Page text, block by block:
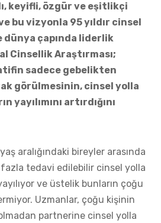
keyifli, özgür ve eşitlikçi
bu vizyonla 95 yıldır cinsel
dünya çapında liderlik
Cinsellik Araştırması;
sadece gebelikten
görülmesinin, cinsel yolla
yayılımını artırdığını
aralığındaki bireyler arasında
tedavi edilebilir cinsel yolla
ve üstelik bunların çoğu
Uzmanlar, çoğu kişinin
olmadan partnerine cinsel yolla